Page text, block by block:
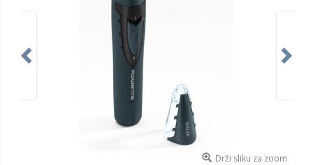
Drži sliku za zoom